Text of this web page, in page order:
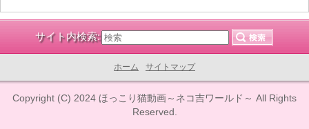
サイト内検索:
ホーム サイトマップ
Copyright (C) 2024 ほっこり猫動画～ネコ吉ワールド～ All Rights
Reserved.